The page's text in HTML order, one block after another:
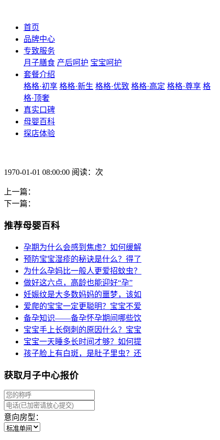
首页
品牌中心
专致服务
月子膳食 产后呵护 宝宝呵护
套餐介绍
格格·初享 格格·新生 格格·优致 格格·高定 格格·尊享 格
格·顶奢
真实口碑
母婴百科
探店体验
1970-01-01 08:00:00 阅读：次
上一篇：
下一篇：
推荐母婴百科
孕期为什么会感到焦虑？如何缓解
预防宝宝湿疹的秘诀是什么？得了
为什么孕妈比一般人更爱招蚊虫？
做好这六点，高龄也能迎好“孕”
妊娠纹是大多数妈妈的噩梦，该如
爱爬的宝宝一定更聪明？宝宝不爱
备孕知识——备孕怀孕期间哪些饮
宝宝手上长倒刺的原因什么？宝宝
宝宝一天睡多长时间才够？如何提
孩子脸上有白斑，是肚子里虫？还
获取月子中心报价
意向房型：